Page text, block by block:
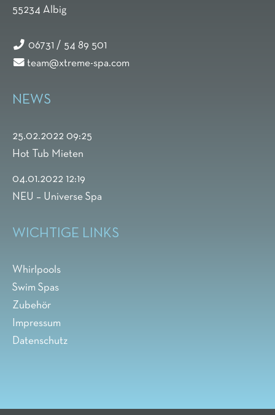
55234 Albig
06731 / 54 89 501
team@xtreme-spa.com
NEWS
25.02.2022 09:25
Hot Tub Mieten
04.01.2022 12:19
NEU – Universe Spa
WICHTIGE LINKS
Whirlpools
Swim Spas
Zubehör
Impressum
Datenschutz